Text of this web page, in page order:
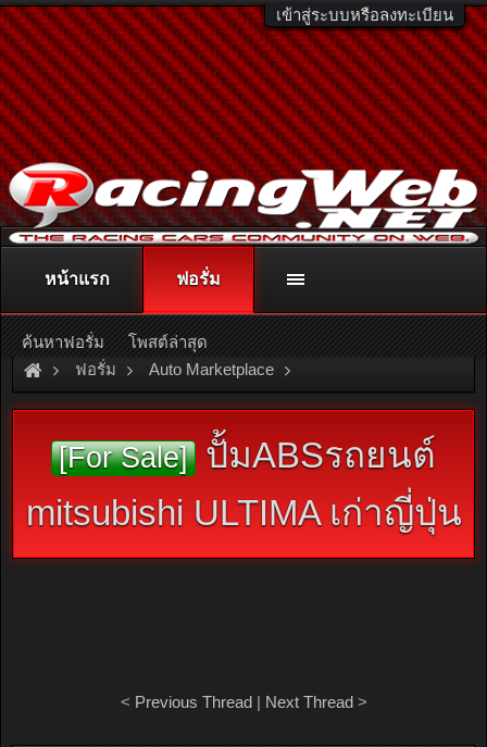
เข้าสู่ระบบหรือลงทะเบียน
ติดต่อลงโฆษณา racingweb@gmail.comหรือโทร. 081-811-1138
หรืออ่านรายละเอียดเพิ่มเติม คลิกที่นี่
ฟอรั่ม Auto Marketplace
Brake & Suspensions
[For Sale] ปั้มABSรถยนต์
mitsubishi ULTIMA เก่าญี่ปุ่น
< Previous Thread| Next Thread>
หน้าแรก ฟอรั่ม
ค้นหาฟอรั่ม โพสต์ล่าสุด